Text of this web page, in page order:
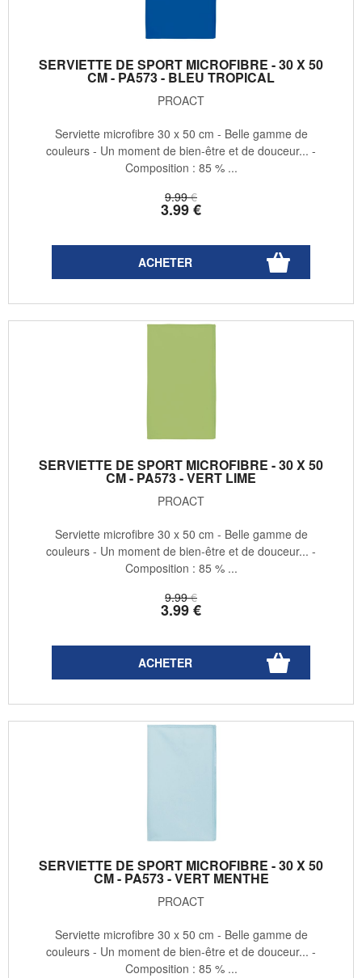
SERVIETTE DE SPORT MICROFIBRE - 30 X 50
CM - PA573 - BLEU TROPICAL
PROACT
9.99 €
3.99€
Serviette microfibre 30 x 50 cm - Belle gamme de
couleurs - Un moment de bien-être et de douceur... -
Composition : 85 % ...
SERVIETTE DE SPORT MICROFIBRE - 30 X 50
CM - PA573 - VERT LIME
PROACT
9.99 €
3.99€
Serviette microfibre 30 x 50 cm - Belle gamme de
couleurs - Un moment de bien-être et de douceur... -
Composition : 85 % ...
SERVIETTE DE SPORT MICROFIBRE - 30 X 50
CM - PA573 - VERT MENTHE
PROACT
Serviette microfibre 30 x 50 cm - Belle gamme de
couleurs - Un moment de bien-être et de douceur... -
Composition : 85 % ...